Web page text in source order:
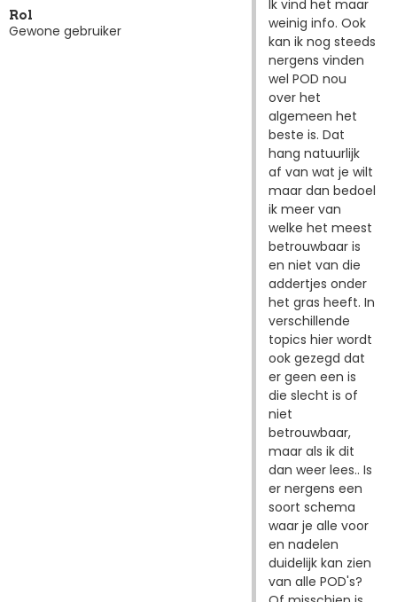
Rol
Gewone gebruiker
Ik vind het maar
weinig info. Ook
kan ik nog steeds
nergens vinden
wel POD nou
over het
algemeen het
beste is. Dat
hang natuurlijk
af van wat je wilt
maar dan bedoel
ik meer van
welke het meest
betrouwbaar is
en niet van die
addertjes onder
het gras heeft. In
verschillende
topics hier wordt
ook gezegd dat
er geen een is
die slecht is of
niet
betrouwbaar,
maar als ik dit
dan weer lees.. Is
er nergens een
soort schema
waar je alle voor
en nadelen
duidelijk kan zien
van alle POD's?